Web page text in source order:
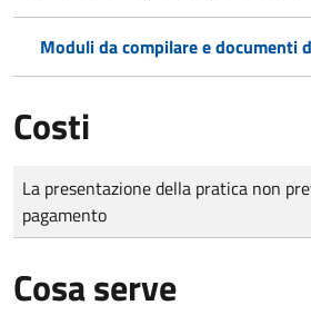
Moduli da compilare e documenti
Costi
Tipo di pagamento
Importo
La presentazione della pratica non
pagamento
Cosa serve